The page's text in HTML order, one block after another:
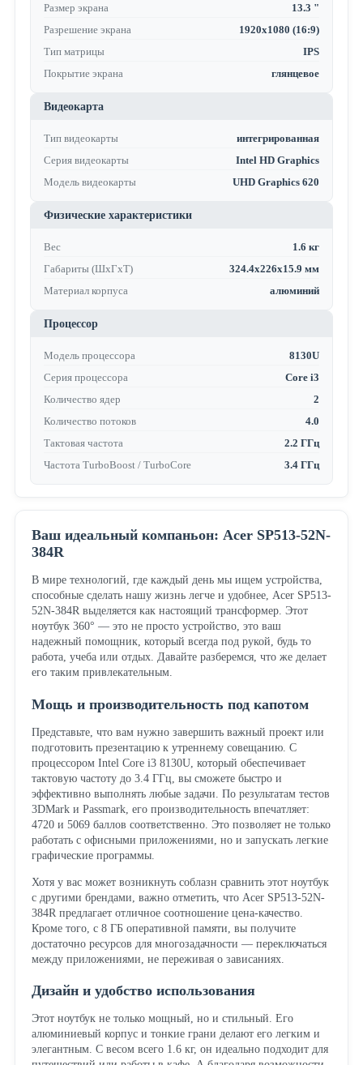
Размер экрана
13.3 "
Разрешение экрана
1920x1080 (16:9)
Тип матрицы
IPS
Покрытие экрана
глянцевое
Видеокарта
Тип видеокарты
интегрированная
Серия видеокарты
Intel HD Graphics
Модель видеокарты
UHD Graphics 620
Физические характеристики
Вес
1.6 кг
Габариты (ШхГхТ)
324.4x226x15.9 мм
Материал корпуса
алюминий
Процессор
Модель процессора
8130U
Серия процессора
Core i3
Количество ядер
2
Количество потоков
4.0
Тактовая частота
2.2 ГГц
Частота TurboBoost / TurboCore
3.4 ГГц
Ваш идеальный компаньон: Acer SP513-52N-
384R
В мире технологий, где каждый день мы ищем устройства,
способные сделать нашу жизнь легче и удобнее, Acer SP513-
52N-384R выделяется как настоящий трансформер. Этот
ноутбук 360° — это не просто устройство, это ваш
надежный помощник, который всегда под рукой, будь то
работа, учеба или отдых. Давайте разберемся, что же делает
его таким привлекательным.
Мощь и производительность под капотом
Представьте, что вам нужно завершить важный проект или
подготовить презентацию к утреннему совещанию. С
процессором Intel Core i3 8130U, который обеспечивает
тактовую частоту до 3.4 ГГц, вы сможете быстро и
эффективно выполнять любые задачи. По результатам тестов
3DMark и Passmark, его производительность впечатляет:
4720 и 5069 баллов соответственно. Это позволяет не только
работать с офисными приложениями, но и запускать легкие
графические программы.
Хотя у вас может возникнуть соблазн сравнить этот ноутбук
с другими брендами, важно отметить, что Acer SP513-52N-
384R предлагает отличное соотношение цена-качество.
Кроме того, с 8 ГБ оперативной памяти, вы получите
достаточно ресурсов для многозадачности — переключаться
между приложениями, не переживая о зависаниях.
Дизайн и удобство использования
Этот ноутбук не только мощный, но и стильный. Его
алюминиевый корпус и тонкие грани делают его легким и
элегантным. С весом всего 1.6 кг, он идеально подходит для